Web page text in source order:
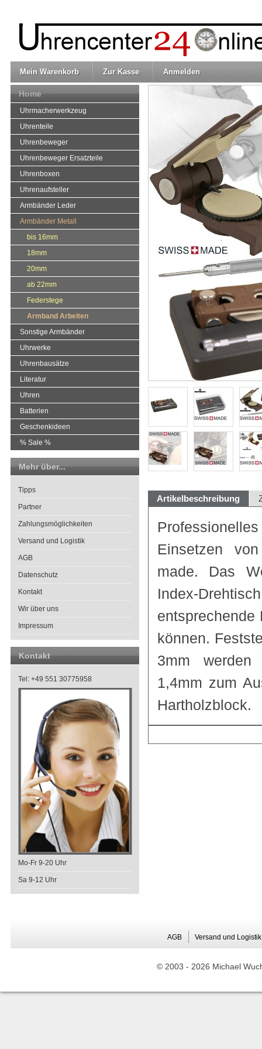
Mein Warenkorb Zur Kasse Anmelden
Artikelbeschreibung
Einsetzen
made. Das
Index-
entsprechende
können.
3mm werden
1,4mm zum
Hartholzblock.
Home
Uhrmacherwerkzeug
Uhrenteile
Uhrenbeweger
Uhrenbeweger Ersatzteile
Uhrenboxen
Uhrenaufsteller
Armbänder Leder
Armbänder Metall
bis 16mm
18mm
20mm
ab 22mm
Federstege
Armband Arbeiten
Sonstige Armbänder
Uhrwerke
Uhrenbausätze
Literatur
Uhren
Batterien
Geschenkideen
% Sale %
Mehr über...
Tipps
Partner
Zahlungsmöglichkeiten
Versand und Logistik
AGB
Datenschutz
Kontakt
Wir über uns
Impressum
Kontakt
Tel: +49 551 30775958
Mo-Fr 9-20 Uhr
Sa 9-12 Uhr
AGB Versand und Logistik
© 2003 - 2026 Michael